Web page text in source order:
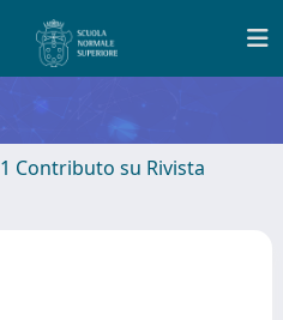
1 Contributo su Rivista